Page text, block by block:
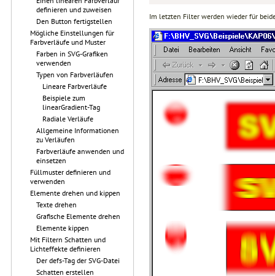
definieren und zuweisen
Den Button fertigstellen
Mögliche Einstellungen für
Farbverläufe und Muster
Farben in SVG-Grafiken
verwenden
Typen von Farbverläufen
Lineare Farbverläufe
Beispiele zum
linearGradient-Tag
Radiale Verläufe
Allgemeine Informationen
zu Verläufen
Farbverläufe anwenden und
einsetzen
Füllmuster definieren und
verwenden
Elemente drehen und kippen
Texte drehen
Grafische Elemente drehen
Elemente kippen
Mit Filtern Schatten und
Lichteffekte definieren
Der defs-Tag der SVG-Datei
Schatten erstellen
Im letzten Filter werden wieder für